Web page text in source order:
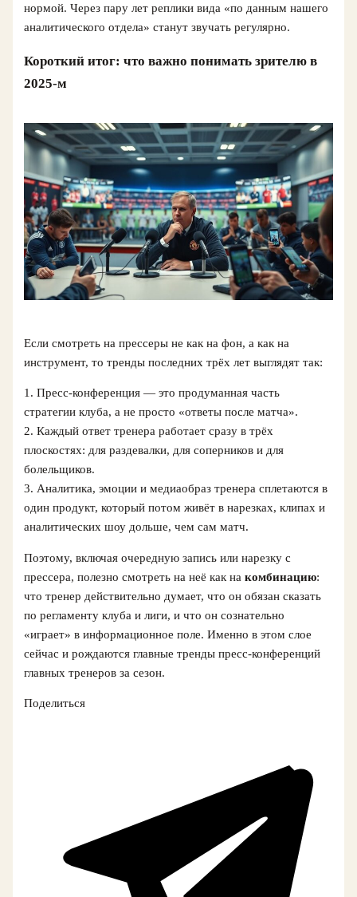
нормой. Через пару лет реплики вида «по данным нашего
аналитического отдела» станут звучать регулярно.
Короткий итог: что важно понимать зрителю в
2025‑м
Если смотреть на прессеры не как на фон, а как на
инструмент, то тренды последних трёх лет выглядят так:
1. Пресс‑конференция — это продуманная часть
стратегии клуба, а не просто «ответы после матча».
2. Каждый ответ тренера работает сразу в трёх
плоскостях: для раздевалки, для соперников и для
болельщиков.
3. Аналитика, эмоции и медиаобраз тренера сплетаются в
один продукт, который потом живёт в нарезках, клипах и
аналитических шоу дольше, чем сам матч.
Поэтому, включая очередную запись или нарезку с
прессера, полезно смотреть на неё как накомбинацию:
что тренер действительно думает, что он обязан сказать
по регламенту клуба и лиги, и что он сознательно
«играет» в информационное поле. Именно в этом слое
сейчас и рождаются главные тренды пресс‑конференций
главных тренеров за сезон.
Поделиться